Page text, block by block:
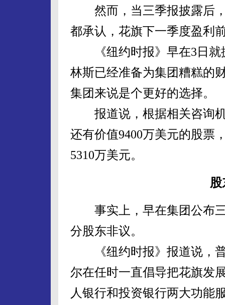
然而，当三季报披露后，
都承认，花旗下一季度盈利
《纽约时报》早在3日就
林斯已经准备为集团糟糕的
集团来说是个更好的选择。
报道说，根据相关咨询机
还有价值9400万美元的股票
5310万美元。
事实上，早在集团公布三
分股东非议。
《纽约时报》报道说，普
尔在任时一直倡导把花旗发
人银行和投资银行两大功能